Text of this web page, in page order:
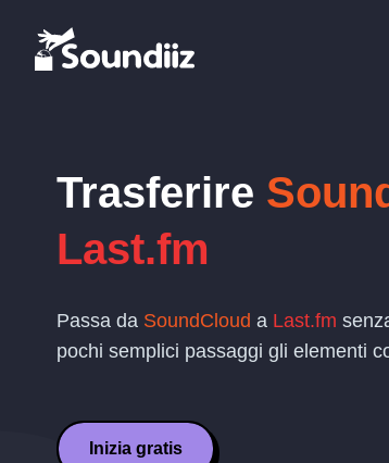
Trasferire
Last.fm
Passa da SoundCloud a Last.fm
pochi semplici passaggi gli elementi
Inizia gratis